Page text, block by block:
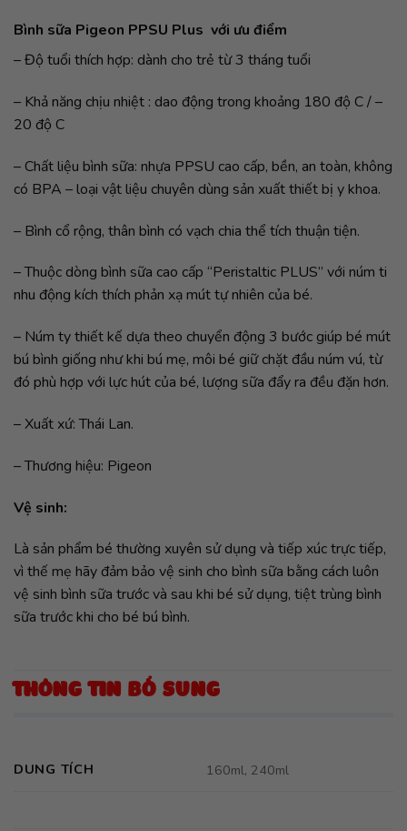
Bình sữa Pigeon PPSU Plus với ưu điểm
– Độ tuổi thích hợp: dành cho trẻ từ 3 tháng tuổi
– Khả năng chịu nhiệt : dao động trong khoảng 180 độ C / –
20 độ C
– Chất liệu bình sữa: nhựa PPSU cao cấp, bền, an toàn, không
có BPA – loại vật liệu chuyên dùng sản xuất thiết bị y khoa.
– Bình cổ rộng, thân bình có vạch chia thể tích thuận tiện.
– Thuộc dòng bình sữa cao cấp “Peristaltic PLUS” với núm ti
nhu động kích thích phản xạ mút tự nhiên của bé.
– Núm ty thiết kế dựa theo chuyển động 3 bước giúp bé mút
bú bình giống như khi bú mẹ, môi bé giữ chặt đầu núm vú, từ
đó phù hợp với lực hút của bé, lượng sữa đẩy ra đều đặn hơn.
– Xuất xứ: Thái Lan.
– Thương hiệu: Pigeon
Vệ sinh:
Là sản phẩm bé thường xuyên sử dụng và tiếp xúc trực tiếp,
vì thế mẹ hãy đảm bảo vệ sinh cho bình sữa bằng cách luôn
vệ sinh bình sữa trước và sau khi bé sử dụng, tiệt trùng bình
sữa trước khi cho bé bú bình.
THÔNG TIN BỔ SUNG
DUNG TÍCH 160ml, 240ml